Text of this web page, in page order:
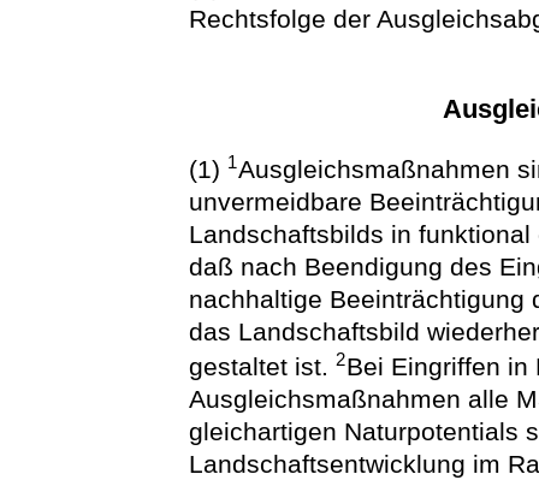
Rechtsfolge der
(1) 1Ausgleichsmaßnahmen
unvermeidbare
Landschaftsbilds in
daß nach Beendigung des
nachhaltige Beeinträchtigung
das Landschaftsbild
gestaltet ist.2Bei Eingriffen in
Ausgleichsmaßnahmen alle
gleichartigen Naturpotentials
Landschaftsentwicklung im